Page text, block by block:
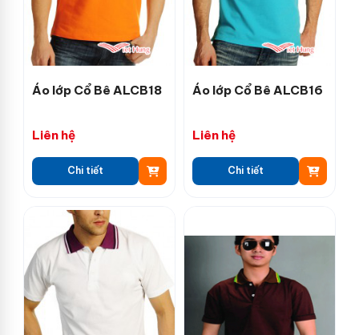
Áo lớp Cổ Bê ALCB18
Liên hệ
Chi tiết
Áo lớp Cổ Bê ALCB16
Liên hệ
Chi tiết